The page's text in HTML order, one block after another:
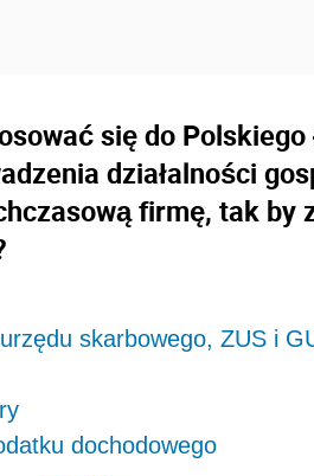
się do
działalności
firmę, tak by
skarbowego, ZUS i
dochodowego